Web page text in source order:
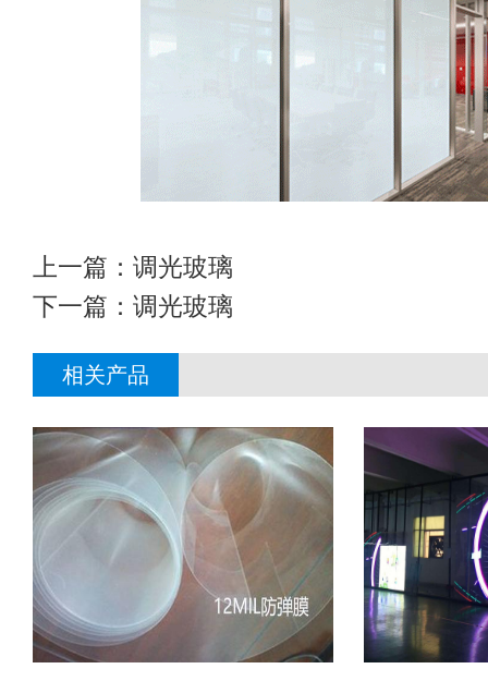
上一篇： 调光玻璃
下一篇： 调光玻璃
相关产品